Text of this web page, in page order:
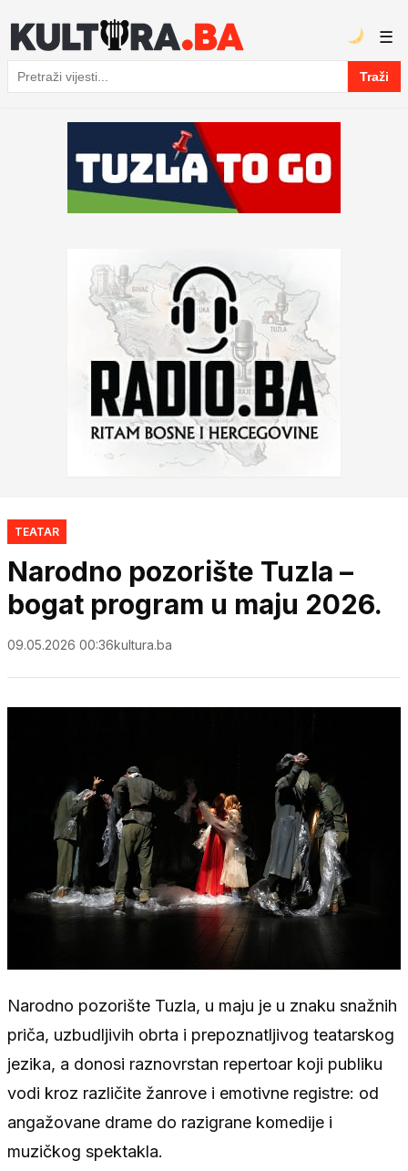
Pretraga
Traži
☰
TEATAR
Narodno pozorište Tuzla –
bogat program u maju 2026.
09.05.2026 00:36kultura.ba
Narodno pozorište Tuzla, u maju je u znaku snažnih
priča, uzbudljivih obrta i prepoznatljivog teatarskog
jezika, a donosi raznovrstan repertoar koji publiku
vodi kroz različite žanrove i emotivne registre: od
angažovane drame do razigrane komedije i
muzičkog spektakla.